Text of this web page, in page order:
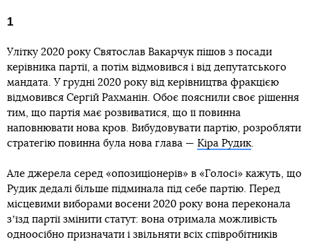
1
Улітку 2020 року Святослав Вакарчук пішов з посади
керівника партії, а потім відмовився і від депутатського
мандата. У грудні 2020 року від керівництва фракцією
відмовився Сергій Рахманін. Обоє пояснили своє рішення
тим, що партія має розвиватися, що її повинна
наповнювати нова кров. Вибудовувати партію, розробляти
стратегію повинна була нова глава — Кіра Рудик.
Але джерела серед «опозиціонерів» в «Голосі» кажуть, що
Рудик дедалі більше підминала під себе партію. Перед
місцевими виборами восени 2020 року вона переконала
зʼїзд партії змінити статут: вона отримала можливість
одноосібно призначати і звільняти всіх співробітників